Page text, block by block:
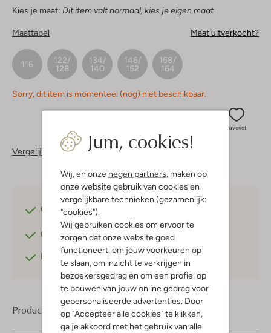
Jum, cookies!
Wij, en onze negen partners, maken op
onze website gebruik van cookies en
vergelijkbare technieken (gezamenlijk:
"cookies").
Wij gebruiken cookies om ervoor te
zorgen dat onze website goed
functioneert, om jouw voorkeuren op
te slaan, om inzicht te verkrijgen in
bezoekersgedrag en om een profiel op
te bouwen van jouw online gedrag voor
gepersonaliseerde advertenties. Door
op "Accepteer alle cookies" te klikken,
ga je akkoord met het gebruik van alle
Kies je maat: Dit item valt normaal, kies je eigen maat
Maattabel Maat uitverkocht?
116
122/
128
134/
140
146/
152
158/
164
Sorry, dit item is momenteel (nog) niet beschikbaar.
Favoriet
Vergelijkbare items
Gratis verzending
Gratis retourneren binnen 30 dagen*
Betaal achterafmet Klarna
Product informatie